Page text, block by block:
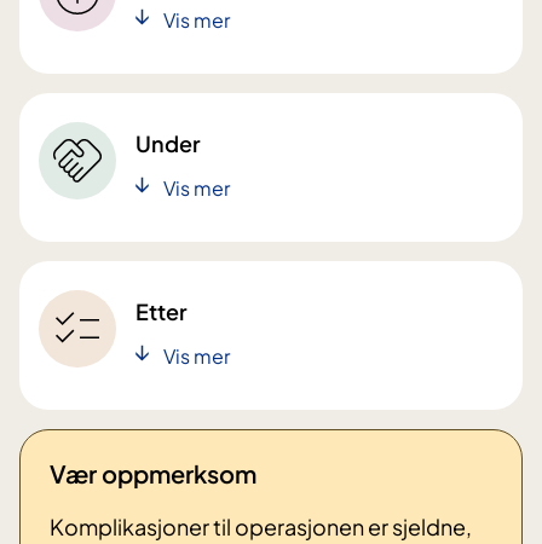
Vis mer
Under
Vis mer
Etter
Vis mer
Vær oppmerksom
Komplikasjoner til operasjonen er sjeldne,